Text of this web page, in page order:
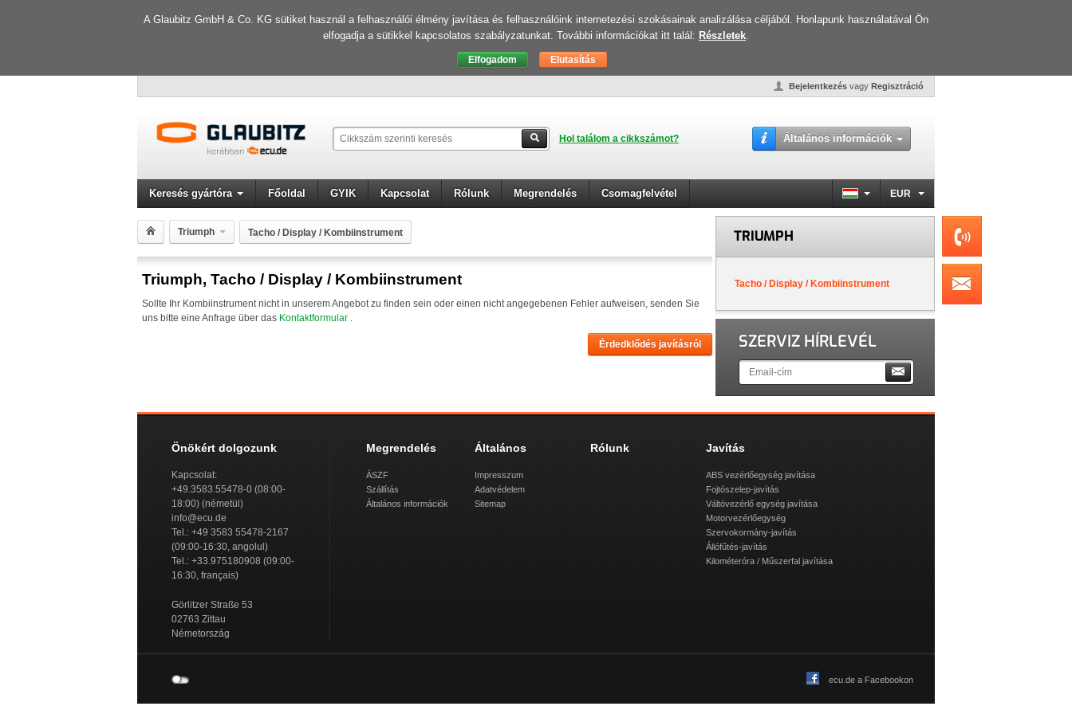
A Glaubitz GmbH & Co. KG sütiket használ a felhasználói élmény javítása és felhasználóink internetezési szokásainak analizálása céljából. Honlapunk használatával Ön
elfogadja a sütikkel kapcsolatos szabályzatunkat. További információkat itt talál: Részletek.
Bejelentkezés vagy Regisztráció
Hol találom a cikkszámot? Általános információk
Keresés gyártóra Főoldal GYIK Kapcsolat Rólunk Megrendelés Csomagfelvétel EUR
Triumph Tacho / Display / Kombiinstrument
Triumph, Tacho / Display / Kombiinstrument
Sollte Ihr Kombiinstrument nicht in unserem Angebot zu finden sein oder einen nicht angegebenen Fehler aufweisen, senden Sie
uns bitte eine Anfrage über das Kontaktformular .
Érdedklődés javításról
TRIUMPH
Tacho / Display / Kombiinstrument
SZERVIZ HÍRLEVÉL
Önökért dolgozunk
Kapcsolat:
+49.3583.55478-0 (08:00-
18:00) (németül)
info@ecu.de
Tel.: +49 3583 55478-2167
(09:00-16:30, angolul)
Tel.: +33.975180908 (09:00-
16:30, français)
Görlitzer Straße 53
02763 Zittau
Németország
Megrendelés
ÁSZF
Szállítás
Általános információk
Általános
Impresszum
Adatvédelem
Sitemap
Rólunk Javítás
ABS vezérlőegység javítása
Fojtószelep-javítás
Váltóvezérlő egység javítása
Motorvezérlőegység
Szervokormány-javítás
Állófűtés-javítás
Kilométeróra / Műszerfal javítása
ecu.de a Facebookon